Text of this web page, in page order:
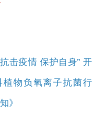
抗击疫情 保护自身” 开
植物负氧离子抗菌行
》